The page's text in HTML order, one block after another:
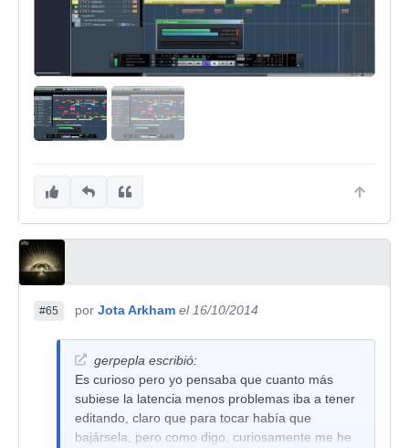
#65 por Jota Arkham el 16/10/2014
gerpepla escribió:
Es curioso pero yo pensaba que cuanto más
subiese la latencia menos problemas iba a tener
editando, claro que para tocar había que
bajársela, pero como digo, curiosamente me he